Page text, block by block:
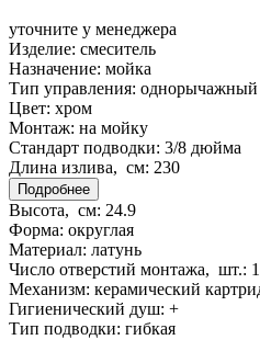
уточните у менеджера
Изделие: смеситель
Назначение: мойка
Тип управления: однорычажный
Цвет: хром
Монтаж: на мойку
Стандарт подводки: 3/8 дюйма
Длина излива, см: 230
Подробнее
Высота, см: 24.9
Форма: округлая
Материал: латунь
Число отверстий монтажа, шт.: 1
Механизм: керамический
Гигиенический душ: +
Тип подводки: гибкая